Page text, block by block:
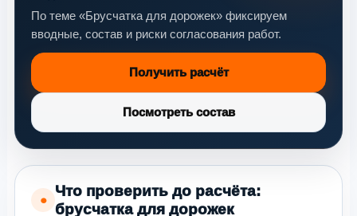
По теме «Брусчатка для дорожек» фиксируем
вводные, состав и риски согласования работ.
Получить расчёт
Посмотреть состав
●
Что проверить до расчёта:
брусчатка для дорожек